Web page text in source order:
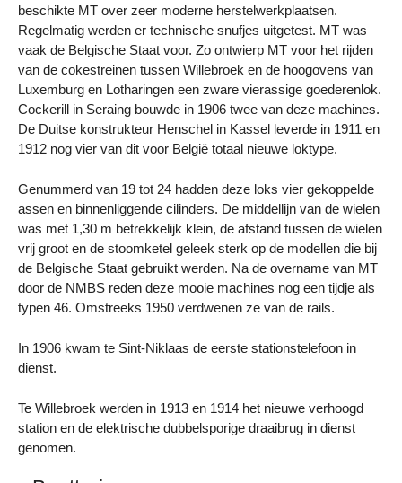
beschikte MT over zeer moderne herstelwerkplaatsen.
Regelmatig werden er technische snufjes uitgetest. MT was
vaak de Belgische Staat voor. Zo ontwierp MT voor het rijden
van de cokestreinen tussen Willebroek en de hoogovens van
Luxemburg en Lotharingen een zware vierassige goederenlok.
Cockerill in Seraing bouwde in 1906 twee van deze machines.
De Duitse konstrukteur Henschel in Kassel leverde in 1911 en
1912 nog vier van dit voor België totaal nieuwe loktype.
Genummerd van 19 tot 24 hadden deze loks vier gekoppelde
assen en binnenliggende cilinders. De middellijn van de wielen
was met 1,30 m betrekkelijk klein, de afstand tussen de wielen
vrij groot en de stoomketel geleek sterk op de modellen die bij
de Belgische Staat gebruikt werden. Na de overname van MT
door de NMBS reden deze mooie machines nog een tijdje als
typen 46. Omstreeks 1950 verdwenen ze van de rails.
In 1906 kwam te Sint-Niklaas de eerste stationstelefoon in
dienst.
Te Willebroek werden in 1913 en 1914 het nieuwe verhoogd
station en de elektrische dubbelsporige draaibrug in dienst
genomen.